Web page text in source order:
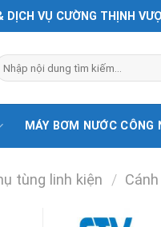
VỤ CƯỜNG THỊNH
MÁY BƠM NƯỚC CÔNG
tùng linh kiện /